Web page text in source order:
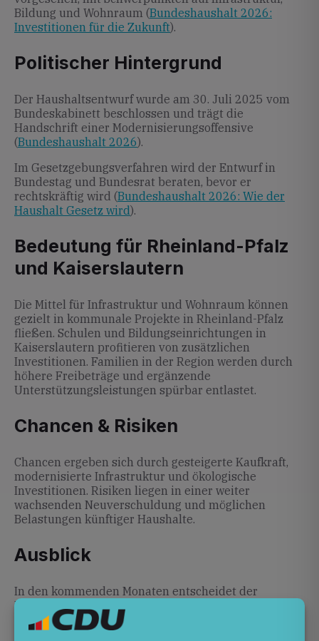
Bildung und Wohnraum (Bundeshaushalt 2026:
Investitionen für die Zukunft).
Politischer Hintergrund
Der Haushaltsentwurf wurde am 30. Juli 2025 vom
Bundeskabinett beschlossen und trägt die
Handschrift einer Modernisierungsoffensive
(Bundeshaushalt 2026).
Im Gesetzgebungsverfahren wird der Entwurf in
Bundestag und Bundesrat beraten, bevor er
rechtskräftig wird (Bundeshaushalt 2026: Wie der
Haushalt Gesetz wird).
Bedeutung für Rheinland-Pfalz
und Kaiserslautern
Die Mittel für Infrastruktur und Wohnraum können
gezielt in kommunale Projekte in Rheinland-Pfalz
fließen. Schulen und Bildungseinrichtungen in
Kaiserslautern profitieren von zusätzlichen
Investitionen. Familien in der Region werden durch
höhere Freibeträge und ergänzende
Unterstützungsleistungen spürbar entlastet.
Chancen & Risiken
Chancen ergeben sich durch gesteigerte Kaufkraft,
modernisierte Infrastruktur und ökologische
Investitionen. Risiken liegen in einer weiter
wachsenden Neuverschuldung und möglichen
Belastungen künftiger Haushalte.
Ausblick
In den kommenden Monaten entscheidet der
Bundesrat über den Haushaltsentwurf
BundesratKOMPAKT – Haushalt 2026
werden die detaillierten Einzelpläne, etwa für nicht